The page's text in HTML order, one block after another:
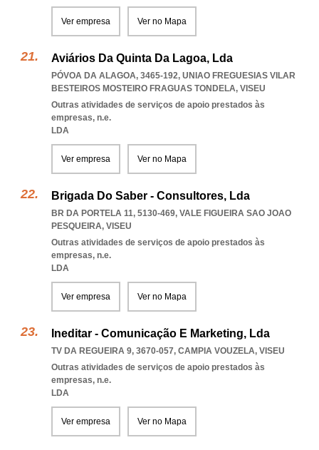
Ver empresa Ver no Mapa
Aviários Da Quinta Da Lagoa, Lda
PÓVOA DA ALAGOA, 3465-192, UNIAO FREGUESIAS VILAR
BESTEIROS MOSTEIRO FRAGUAS TONDELA, VISEU
Outras atividades de serviços de apoio prestados às
empresas, n.e.
LDA
Ver empresa Ver no Mapa
Brigada Do Saber - Consultores, Lda
BR DA PORTELA 11, 5130-469, VALE FIGUEIRA SAO JOAO
PESQUEIRA, VISEU
Outras atividades de serviços de apoio prestados às
empresas, n.e.
LDA
Ver empresa Ver no Mapa
Ineditar - Comunicação E Marketing, Lda
TV DA REGUEIRA 9, 3670-057, CAMPIA VOUZELA, VISEU
Outras atividades de serviços de apoio prestados às
empresas, n.e.
LDA
Ver empresa Ver no Mapa